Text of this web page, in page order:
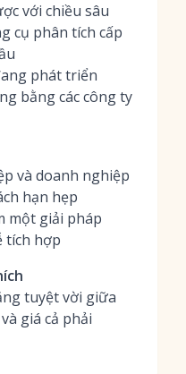
với chiều sâu
cụ phân tích cấp
phát triển
bằng các công ty
và doanh nghiệp
hạn hẹp
một giải pháp
tích hợp
tuyệt vời giữa
giá cả phải